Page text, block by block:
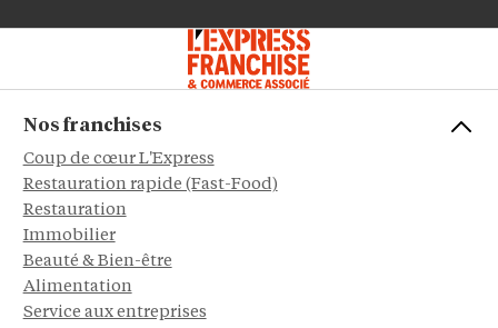
Nos franchises
Coup de cœur L'Express
Restauration rapide (Fast-Food)
Restauration
Immobilier
Beauté & Bien-être
Alimentation
Service aux entreprises